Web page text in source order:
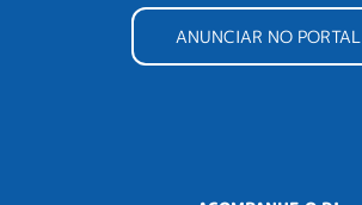
ANUNCIAR NO PORTAL